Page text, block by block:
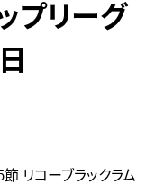
プリーグ
節 リコーブラックラム